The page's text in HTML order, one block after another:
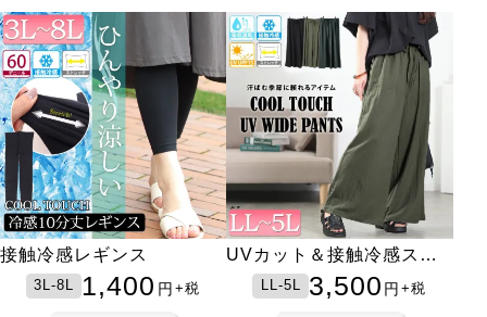
接触冷感レギンス
3L-8L 1,400 円 +税
UVカット＆接触冷感スト
レッチ鹿の子ワイドフレア
パンツ
LL-5L 3,500 円 +税